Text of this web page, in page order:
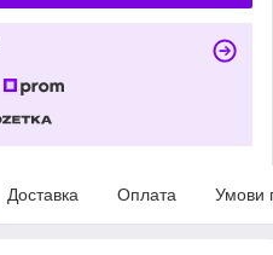
Доставка Оплата Умови